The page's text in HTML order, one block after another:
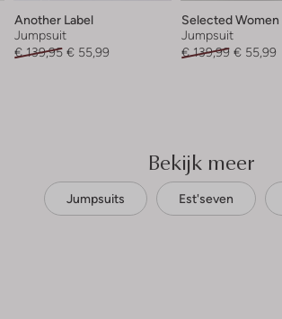
Another Label
Jumpsuit
€ 139,95 € 55,99
Selected Women
Jumpsuit
€ 139,99 € 55,99
Bekijk meer
Jumpsuits Est'seven